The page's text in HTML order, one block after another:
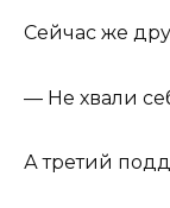
Сейчас же
— Не хвали
А третий